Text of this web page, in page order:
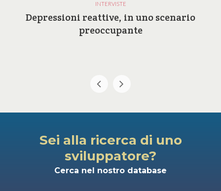
INTERVISTE
Depressioni reattive, in uno scenario
preoccupante
Sei alla ricerca di uno
sviluppatore?
Cerca nel nostro database